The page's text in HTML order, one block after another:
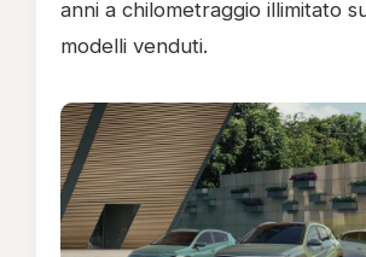
anni a chilometraggio illimitato
modelli venduti.